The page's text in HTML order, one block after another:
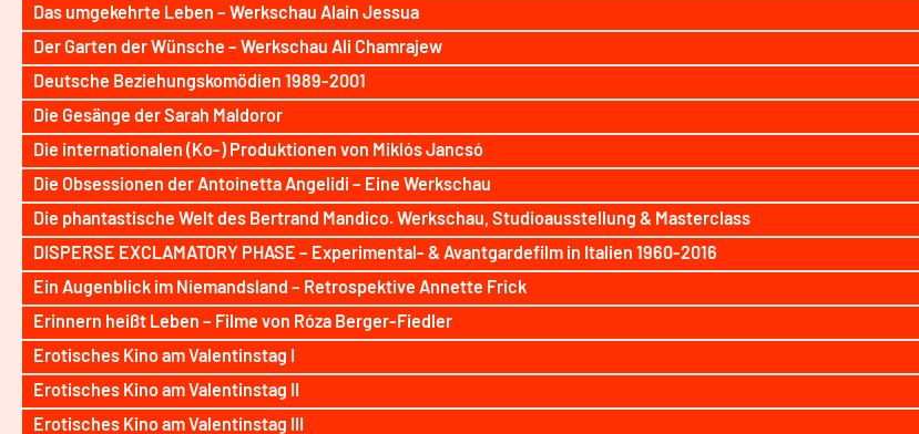
Das umgekehrte Leben – Werkschau Alain Jessua
Der Garten der Wünsche – Werkschau Ali Chamrajew
Deutsche Beziehungskomödien 1989-2001
Die Gesänge der Sarah Maldoror
Die internationalen (Ko-) Produktionen von Miklós Jancsó
Die Obsessionen der Antoinetta Angelidi – Eine Werkschau
Die phantastische Welt des Bertrand Mandico. Werkschau, Studioausstellung & Masterclass
DISPERSE EXCLAMATORY PHASE – Experimental- & Avantgardefilm in Italien 1960-2016
Ein Augenblick im Niemandsland – Retrospektive Annette Frick
Erinnern heißt Leben – Filme von Róza Berger-Fiedler
Erotisches Kino am Valentinstag I
Erotisches Kino am Valentinstag II
Erotisches Kino am Valentinstag III